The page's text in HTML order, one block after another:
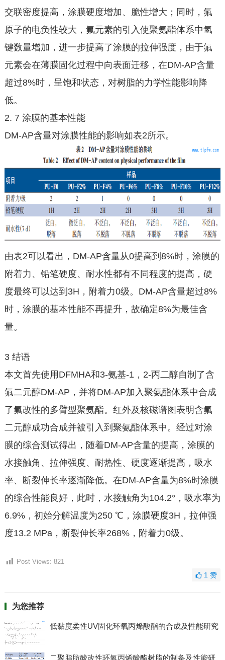
交联密度提高，涂膜硬度增加、脆性增大；同时，氟
原子的电负性较大，氟元素的引入使聚氨酯体系中氢
键数量增加，进一步提高了涂膜的拉伸强度，由于氟
元素会在薄膜固化过程中向表面迁移，在DM-AP含量
超过8%时，呈饱和状态，对树脂的力学性能影响降
低。
2. 7 涂膜的基本性能
DM-AP含量对涂膜性能的影响如表2所示。
由表2可以看出，DM-AP含量从0提高到8%时，涂膜的
附着力、铅笔硬度、耐水性都有不同程度的提高，硬
度最终可以达到3H，附着力0级。DM-AP含量超过8%
时，涂膜的基本性能不再提升，故确定8%为最佳含
量。
3 结语
本文首先使用DFMHA和3-氨基-1，2-丙二醇自制了含
氟二元醇DM-AP，并将DM-AP加入聚氨酯体系中合成
了氟改性的多臂型聚氨酯。红外及核磁谱图表明含氟
二元醇成功合成并被引入到聚氨酯体系中。经过对涂
膜的综合测试得出，随着DM-AP含量的提高，涂膜的
水接触角、拉伸强度、耐热性、硬度逐渐提高，吸水
率、断裂伸长率逐渐降低。在DM-AP含量为8%时涂膜
的综合性能良好，此时，水接触角为104.2°，吸水率为
6.9%，初始分解温度为250 ℃，涂膜硬度3H，拉伸强
度13.2 MPa，断裂伸长率268%，附着力0级。
Post Views: 821
1赞
为您推荐
低黏度柔性UV固化环氧丙烯酸酯的合成及性能研究
二聚脂肪酸改性环氧丙烯酸酯树脂的制备及性能研